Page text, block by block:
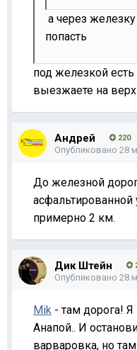
а через
попасть
под железкой
выезжаете на
Андрей 220
Опубликовано 28
До железной
примерно 2 км.
Дик Штейн
Опубликовано 28
Mik - там дорога!
Анапой.. И
варваровка, но